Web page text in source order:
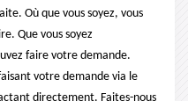
Où que vous soyez, vous
Que vous soyez
faire votre demande.
votre demande via le
directement. Faites-nous